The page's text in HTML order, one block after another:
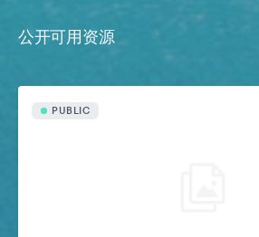
公开可用资源
PUBLIC